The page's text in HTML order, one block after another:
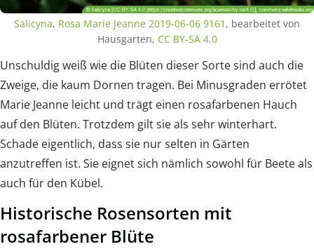
Salicyna, Rosa Marie Jeanne 2019-06-06 9161 , bearbeitet von
Hausgarten, CC BY-SA 4.0
Unschuldig weiß wie die Blüten dieser Sorte sind auch die
Zweige, die kaum Dornen tragen. Bei Minusgraden errötet
Marie Jeanne leicht und trägt einen rosafarbenen Hauch
auf den Blüten. Trotzdem gilt sie als sehr winterhart.
Schade eigentlich, dass sie nur selten in Gärten
anzutreffen ist. Sie eignet sich nämlich sowohl für Beete als
auch für den Kübel.
Historische Rosensorten mit
rosafarbener Blüte